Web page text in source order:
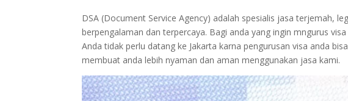
DSA (Document Service Agency) adalah spesialis jasa terjemah,
berpengalaman dan terpercaya. Bagi anda yang ingin mngurus
Anda tidak perlu datang ke Jakarta karna pengurusan visa anda
membuat anda lebih nyaman dan aman menggunakan jasa kami.